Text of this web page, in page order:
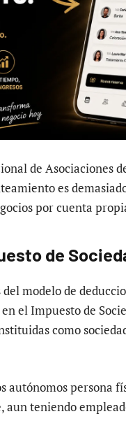
de Asociaciones
es
por cuenta
de
modelo de
el Impuesto de
como
persona
aun teniendo